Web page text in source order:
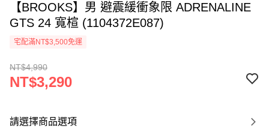
【BROOKS】男 避震緩衝象限 ADRENALINE
GTS 24 寬楦 (1104372E087)
宅配滿NT$3,500免運
NT$4,990
NT$3,290
請選擇商品選項